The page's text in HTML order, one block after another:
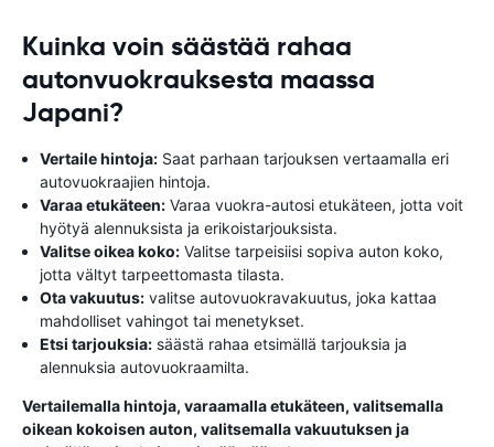
Kuinka voin säästää rahaa
autonvuokrauksesta maassa
Japani?
Vertaile hintoja: Saat parhaan tarjouksen vertaamalla eri
autovuokraajien hintoja.
Varaa etukäteen: Varaa vuokra-autosi etukäteen, jotta voit
hyötyä alennuksista ja erikoistarjouksista.
Valitse oikea koko: Valitse tarpeisiisi sopiva auton koko,
jotta vältyt tarpeettomasta tilasta.
Ota vakuutus: valitse autovuokravakuutus, joka kattaa
mahdolliset vahingot tai menetykset.
Etsi tarjouksia: säästä rahaa etsimällä tarjouksia ja
alennuksia autovuokraamilta.
Vertailemalla hintoja, varaamalla etukäteen, valitsemalla
oikean kokoisen auton, valitsemalla vakuutuksen ja